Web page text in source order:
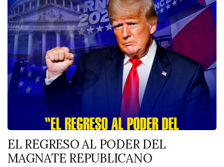
EL REGRESO AL PODER DEL
MAGNATE REPUBLICANO